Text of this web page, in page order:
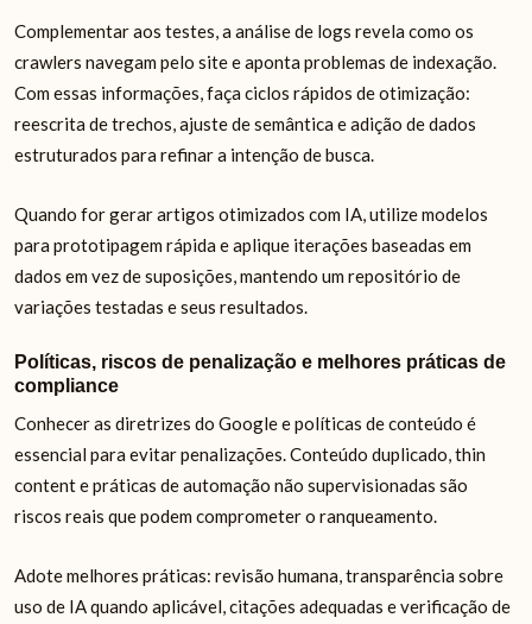
Complementar aos testes, a análise de logs revela como os
crawlers navegam pelo site e aponta problemas de indexação.
Com essas informações, faça ciclos rápidos de otimização:
reescrita de trechos, ajuste de semântica e adição de dados
estruturados para refinar a intenção de busca.
Quando for gerar artigos otimizados com IA, utilize modelos
para prototipagem rápida e aplique iterações baseadas em
dados em vez de suposições, mantendo um repositório de
variações testadas e seus resultados.
Políticas, riscos de penalização e melhores práticas de
compliance
Conhecer as diretrizes do Google e políticas de conteúdo é
essencial para evitar penalizações. Conteúdo duplicado, thin
content e práticas de automação não supervisionadas são
riscos reais que podem comprometer o ranqueamento.
Adote melhores práticas: revisão humana, transparência sobre
uso de IA quando aplicável, citações adequadas e verificação de